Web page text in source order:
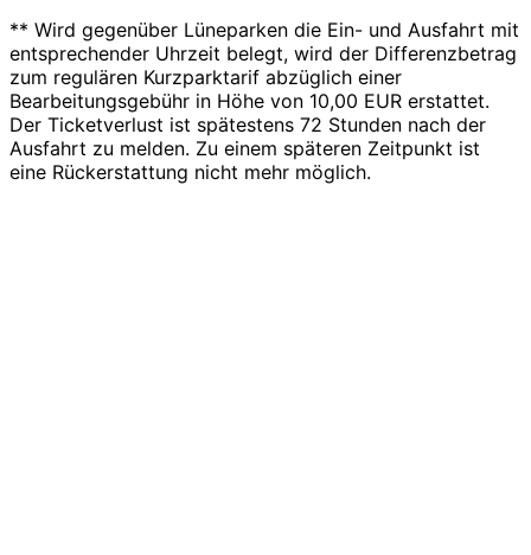
** Wird gegenüber Lüneparken die Ein- und Ausfahrt mit
entsprechender Uhrzeit belegt, wird der Differenzbetrag
zum regulären Kurzparktarif abzüglich einer
Bearbeitungsgebühr in Höhe von 10,00 EUR erstattet.
Der Ticketverlust ist spätestens 72 Stunden nach der
Ausfahrt zu melden. Zu einem späteren Zeitpunkt ist
eine Rückerstattung nicht mehr möglich.